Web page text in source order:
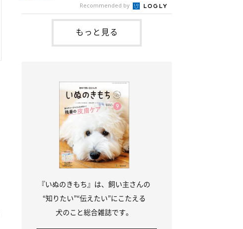
が見られたら早めに動物病院で診察を受け
ましょう。高齢犬の場合運動能力の低下も
ありますので、若齢犬に比べてより症状が
重かったり、治療
てみましょう。それでも軟便に変化がなか
ったり、軟便の心当たりがなければ動物病
院で診てもらいましょう。まずは便を持参
して検査してもらうことをおすすめしま
す。ポメラニアン|♀|6歳11カ月監修／い
ぬのきもち相談室 担当獣医師
Recommended by
もっと見る
『いぬのきもち』は、飼い主さんの
“知りたい”“伝えたい”にこたえる
犬のこと総合雑誌です。